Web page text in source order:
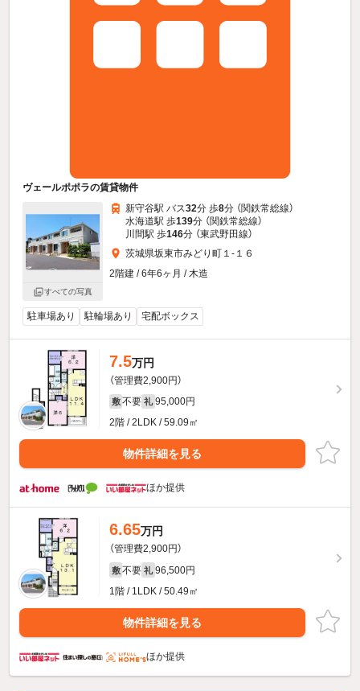
ヴェールポポラの賃貸物件
すべての写真
新守谷駅 バス32分 歩8分 （関鉄常総線）
水海道駅 歩139分 （関鉄常総線）
川間駅 歩146分 （東武野田線）
茨城県坂東市みどり町１-１６
2階建 / 6年6ヶ月 / 木造
駐車場あり 駐輪場あり 宅配ボックス
7.5万円
（管理費2,900円）
敷 不要 礼 95,000円
2階 / 2LDK / 59.09㎡
物件詳細を見る
ほか提供
6.65万円
（管理費2,900円）
敷 不要 礼 96,500円
1階 / 1LDK / 50.49㎡
物件詳細を見る
ほか提供